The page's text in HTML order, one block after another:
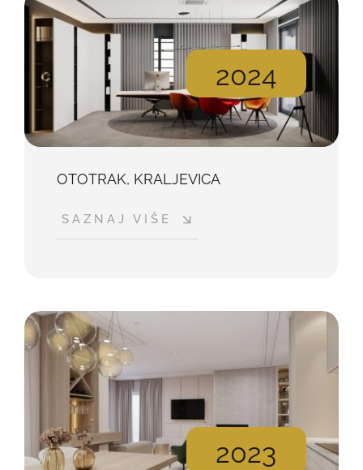
2024
OTOTRAK, KRALJEVICA
SAZNAJ VIŠE
2023